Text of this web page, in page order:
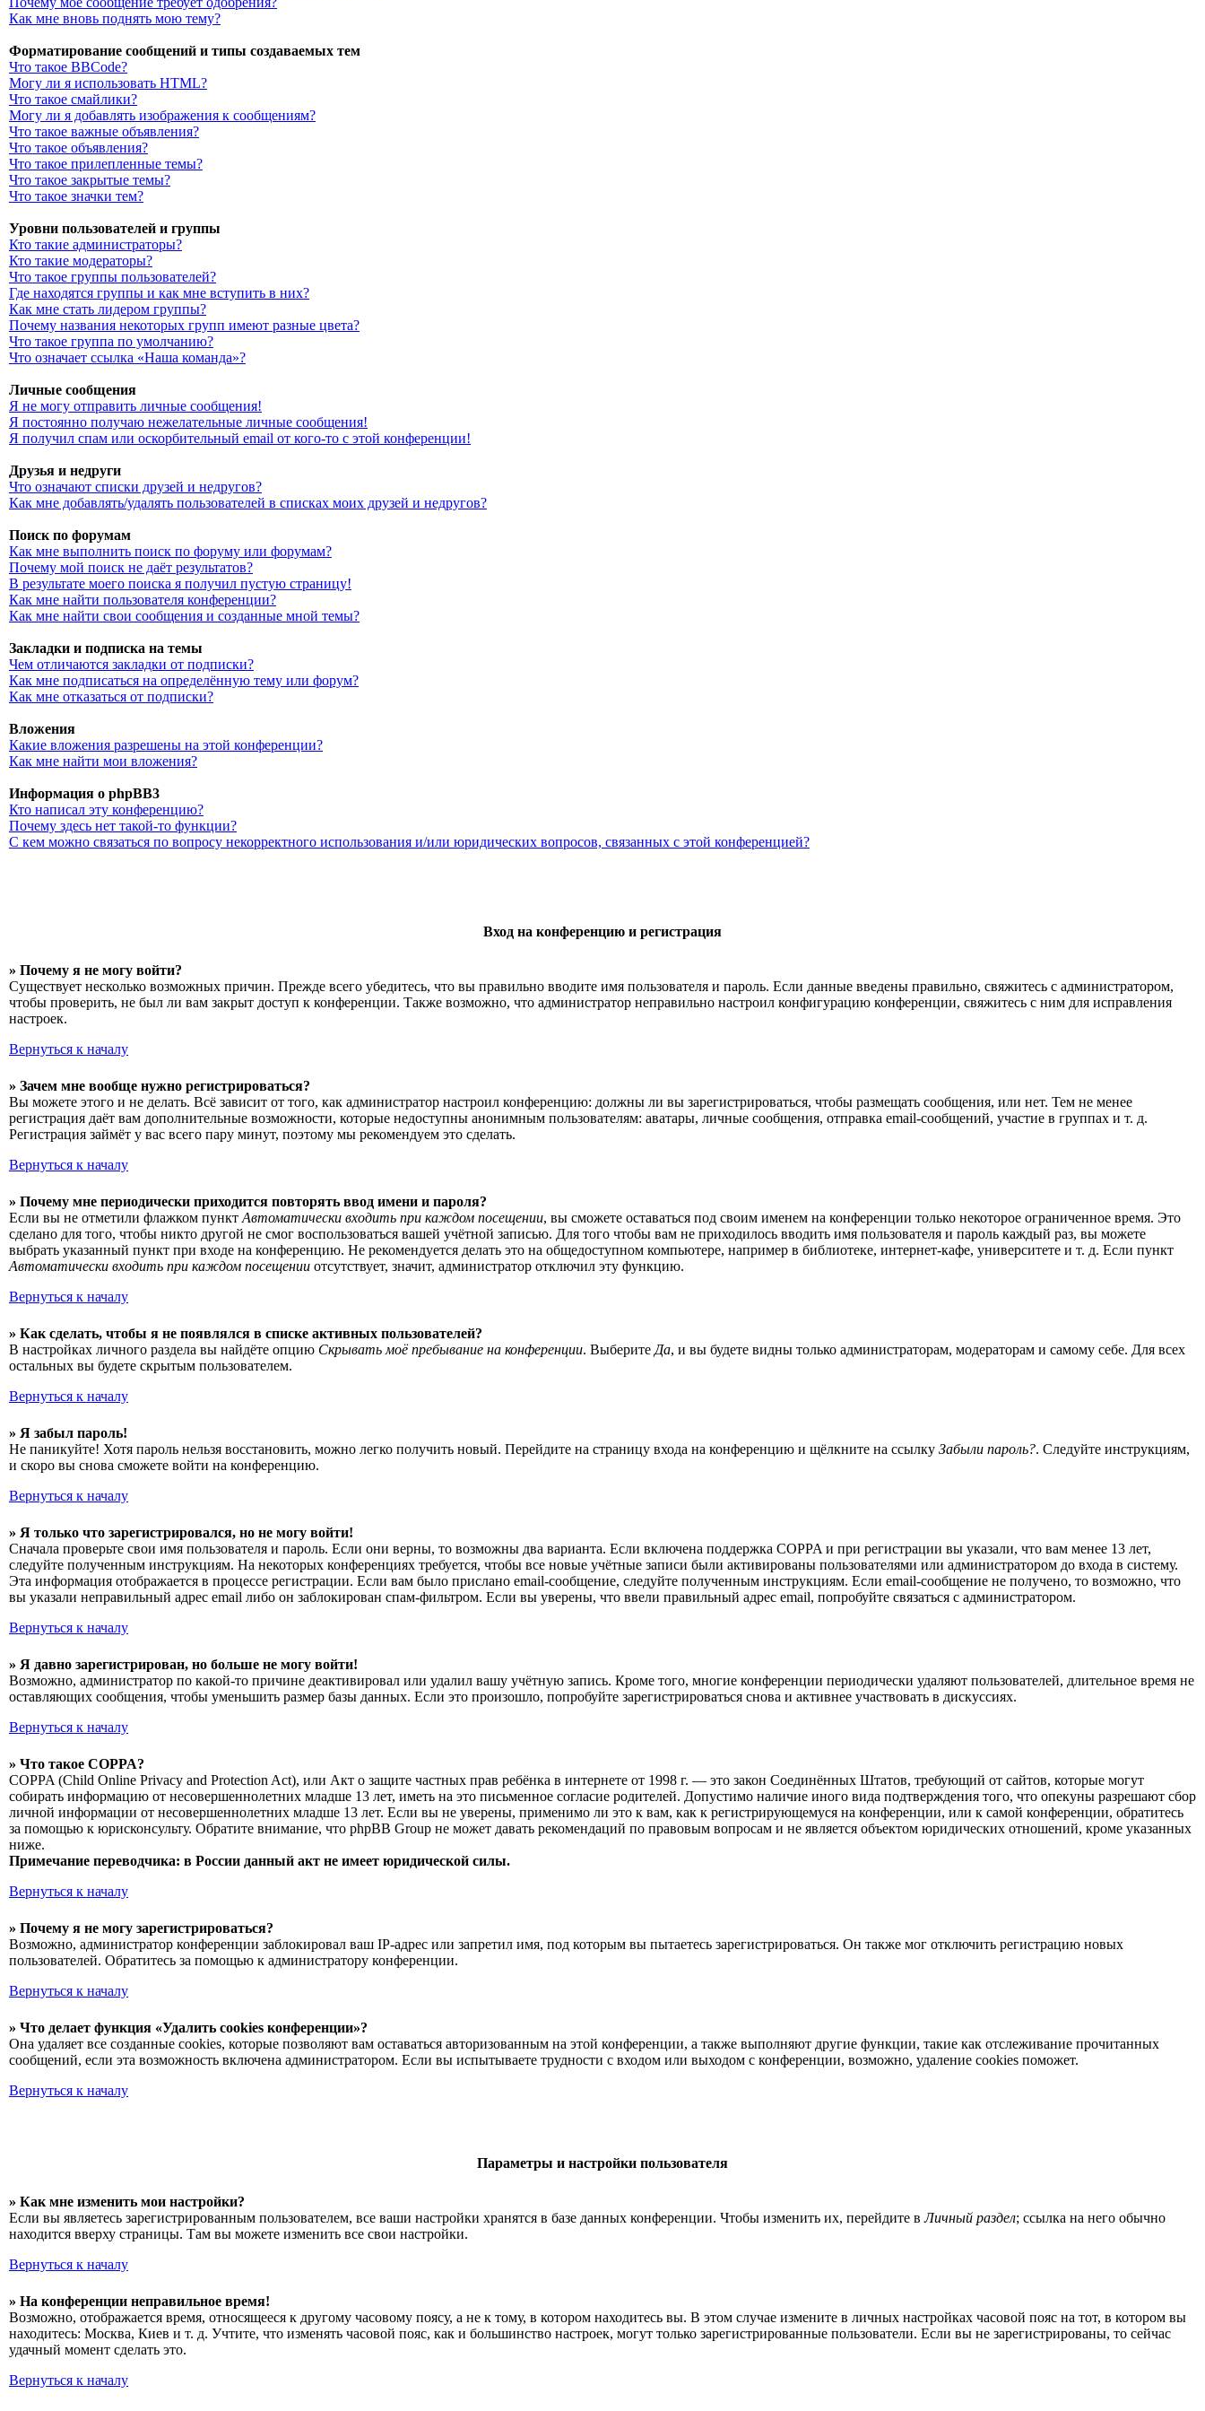
Как мне вновь поднять мою тему?
Форматирование сообщений и типы создаваемых тем
Что такое BBCode?
Могу ли я использовать HTML?
Что такое смайлики?
Могу ли я добавлять изображения к сообщениям?
Что такое важные объявления?
Что такое объявления?
Что такое прилепленные темы?
Что такое закрытые темы?
Что такое значки тем?
Уровни пользователей и группы
Кто такие администраторы?
Кто такие модераторы?
Что такое группы пользователей?
Где находятся группы и как мне вступить в них?
Как мне стать лидером группы?
Почему названия некоторых групп имеют разные цвета?
Что такое группа по умолчанию?
Что означает ссылка «Наша команда»?
Личные сообщения
Я не могу отправить личные сообщения!
Я постоянно получаю нежелательные личные сообщения!
Я получил спам или оскорбительный email от кого-то с этой конференции!
Друзья и недруги
Что означают списки друзей и недругов?
Как мне добавлять/удалять пользователей в списках моих друзей и недругов?
Поиск по форумам
Как мне выполнить поиск по форуму или форумам?
Почему мой поиск не даёт результатов?
В результате моего поиска я получил пустую страницу!
Как мне найти пользователя конференции?
Как мне найти свои сообщения и созданные мной темы?
Закладки и подписка на темы
Чем отличаются закладки от подписки?
Как мне подписаться на определённую тему или форум?
Как мне отказаться от подписки?
Вложения
Какие вложения разрешены на этой конференции?
Как мне найти мои вложения?
Информация о phpBB3
Кто написал эту конференцию?
Почему здесь нет такой-то функции?
С кем можно связаться по вопросу некорректного использования и/или юридических вопросов, связанных с этой конференцией?
Вход на конференцию и регистрация
» Почему я не могу войти?
Существует несколько возможных причин. Прежде всего убедитесь, что вы правильно вводите имя пользователя и пароль. Если данные введены правильно, свяжитесь с администратором,
чтобы проверить, не был ли вам закрыт доступ к конференции. Также возможно, что администратор неправильно настроил конфигурацию конференции, свяжитесь с ним для исправления
настроек.
Вернуться к началу
» Зачем мне вообще нужно регистрироваться?
Вы можете этого и не делать. Всё зависит от того, как администратор настроил конференцию: должны ли вы зарегистрироваться, чтобы размещать сообщения, или нет. Тем не менее
регистрация даёт вам дополнительные возможности, которые недоступны анонимным пользователям: аватары, личные сообщения, отправка email-сообщений, участие в группах и т. д.
Регистрация займёт у вас всего пару минут, поэтому мы рекомендуем это сделать.
Вернуться к началу
» Почему мне периодически приходится повторять ввод имени и пароля?
Если вы не отметили флажком пункт Автоматически входить при каждом посещении, вы сможете оставаться под своим именем на конференции только некоторое ограниченное время. Это
сделано для того, чтобы никто другой не смог воспользоваться вашей учётной записью. Для того чтобы вам не приходилось вводить имя пользователя и пароль каждый раз, вы можете
выбрать указанный пункт при входе на конференцию. Не рекомендуется делать это на общедоступном компьютере, например в библиотеке, интернет-кафе, университете и т. д. Если пункт
Автоматически входить при каждом посещении отсутствует, значит, администратор отключил эту функцию.
Вернуться к началу
» Как сделать, чтобы я не появлялся в списке активных пользователей?
В настройках личного раздела вы найдёте опцию Скрывать моё пребывание на конференции. Выберите Да, и вы будете видны только администраторам, модераторам и самому себе. Для всех
остальных вы будете скрытым пользователем.
Вернуться к началу
» Я забыл пароль!
Не паникуйте! Хотя пароль нельзя восстановить, можно легко получить новый. Перейдите на страницу входа на конференцию и щёлкните на ссылку Забыли пароль?. Следуйте инструкциям,
и скоро вы снова сможете войти на конференцию.
Вернуться к началу
» Я только что зарегистрировался, но не могу войти!
Сначала проверьте свои имя пользователя и пароль. Если они верны, то возможны два варианта. Если включена поддержка COPPA и при регистрации вы указали, что вам менее 13 лет,
следуйте полученным инструкциям. На некоторых конференциях требуется, чтобы все новые учётные записи были активированы пользователями или администратором до входа в систему.
Эта информация отображается в процессе регистрации. Если вам было прислано email-сообщение, следуйте полученным инструкциям. Если email-сообщение не получено, то возможно, что
вы указали неправильный адрес email либо он заблокирован спам-фильтром. Если вы уверены, что ввели правильный адрес email, попробуйте связаться с администратором.
Вернуться к началу
» Я давно зарегистрирован, но больше не могу войти!
Возможно, администратор по какой-то причине деактивировал или удалил вашу учётную запись. Кроме того, многие конференции периодически удаляют пользователей, длительное время не
оставляющих сообщения, чтобы уменьшить размер базы данных. Если это произошло, попробуйте зарегистрироваться снова и активнее участвовать в дискуссиях.
Вернуться к началу
» Что такое COPPA?
COPPA (Child Online Privacy and Protection Act), или Акт о защите частных прав ребёнка в интернете от 1998 г. — это закон Соединённых Штатов, требующий от сайтов, которые могут
собирать информацию от несовершеннолетних младше 13 лет, иметь на это письменное согласие родителей. Допустимо наличие иного вида подтверждения того, что опекуны разрешают сбор
личной информации от несовершеннолетних младше 13 лет. Если вы не уверены, применимо ли это к вам, как к регистрирующемуся на конференции, или к самой конференции, обратитесь
за помощью к юрисконсульту. Обратите внимание, что phpBB Group не может давать рекомендаций по правовым вопросам и не является объектом юридических отношений, кроме указанных
ниже.
Примечание переводчика: в России данный акт не имеет юридической силы.
Вернуться к началу
» Почему я не могу зарегистрироваться?
Возможно, администратор конференции заблокировал ваш IP-адрес или запретил имя, под которым вы пытаетесь зарегистрироваться. Он также мог отключить регистрацию новых
пользователей. Обратитесь за помощью к администратору конференции.
Вернуться к началу
» Что делает функция «Удалить cookies конференции»?
Она удаляет все созданные cookies, которые позволяют вам оставаться авторизованным на этой конференции, а также выполняют другие функции, такие как отслеживание прочитанных
сообщений, если эта возможность включена администратором. Если вы испытываете трудности с входом или выходом с конференции, возможно, удаление cookies поможет.
Вернуться к началу
Параметры и настройки пользователя
» Как мне изменить мои настройки?
Если вы являетесь зарегистрированным пользователем, все ваши настройки хранятся в базе данных конференции. Чтобы изменить их, перейдите вЛичный раздел; ссылка на него обычно
находится вверху страницы. Там вы можете изменить все свои настройки.
Вернуться к началу
» На конференции неправильное время!
Возможно, отображается время, относящееся к другому часовому поясу, а не к тому, в котором находитесь вы. В этом случае измените в личных настройках часовой пояс на тот, в котором вы
находитесь: Москва, Киев и т. д. Учтите, что изменять часовой пояс, как и большинство настроек, могут только зарегистрированные пользователи. Если вы не зарегистрированы, то сейчас
удачный момент сделать это.
Вернуться к началу